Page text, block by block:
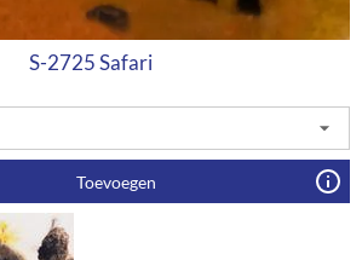
S-2725 Safari
Toevoegen